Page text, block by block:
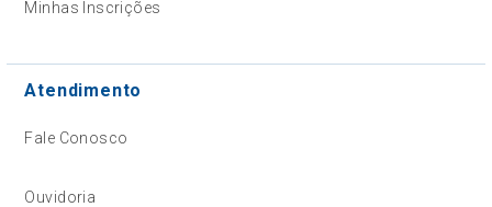
Minhas Inscrições
Atendimento
Fale Conosco
Ouvidoria